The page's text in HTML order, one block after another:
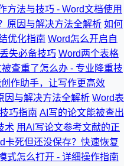
方法与技巧 - Word文档使用
原因与解决方法全解析 如何
优化指南 Word怎么开启自
失必备技巧 Word两个表格
查重了怎么办 - 专业降重技
作助手，让写作更高效
因与解决方法全解析 Word表
巧指南 AI写的论文能被查出
术 用AI写论文参考文献的正
卡死但还没保存？快速恢复
式怎么打开 - 详细操作指南